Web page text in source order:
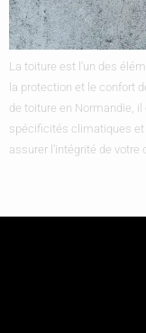
La toiture est l’un des
la protection et le confort
de toiture en Normandie,
spécificités climatiques et
assurer l’intégrité de votre